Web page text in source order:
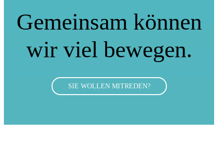
Gemeinsam können
wir viel bewegen.
SIE WOLLEN MITREDEN?